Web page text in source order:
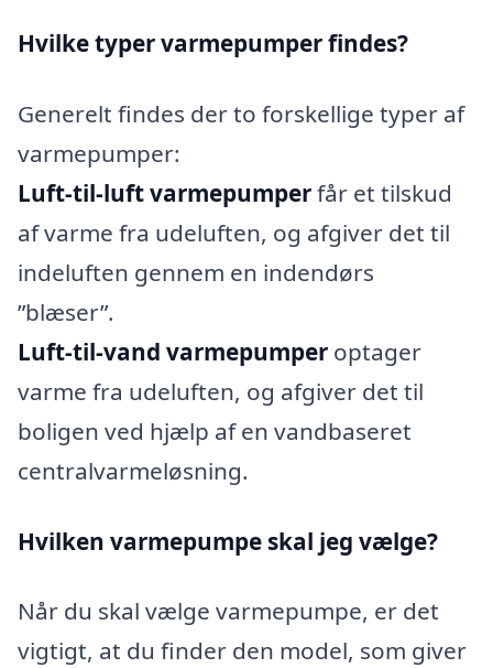
Hvilke typer varmepumper findes?
Generelt findes der to forskellige typer af
varmepumper:
Luft-til-luft varmepumperfår et tilskud
af varme fra udeluften, og afgiver det til
indeluften gennem en indendørs
”blæser”.
Luft-til-vand varmepumper optager
varme fra udeluften, og afgiver det til
boligen ved hjælp af en vandbaseret
centralvarmeløsning.
Hvilken varmepumpe skal jeg vælge?
Når du skal vælge varmepumpe, er det
vigtigt, at du finder den model, som giver